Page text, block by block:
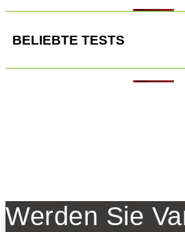
BELIEBTE TESTS
Werden Sie